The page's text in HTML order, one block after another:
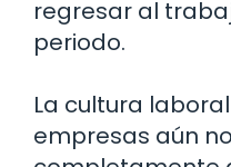
regresar al
periodo.
La cultura
empresas aún